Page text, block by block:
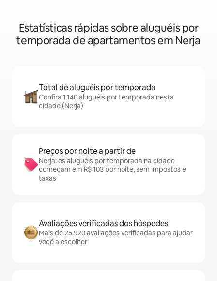
Estatísticas rápidas sobre aluguéis por
temporada de apartamentos em Nerja
Total de aluguéis por temporada
Confira 1.140 aluguéis por temporada nesta
cidade (Nerja)
Preços por noite a partir de
Nerja: os aluguéis por temporada na cidade
começam em R$ 103 por noite, sem impostos e
taxas
Avaliações verificadas dos hóspedes
Mais de 25.920 avaliações verificadas para ajudar
você a escolher